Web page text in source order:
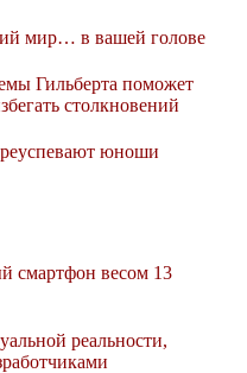
мир… в вашей голове
Гильберта поможет
столкновений
юноши
смартфон весом 13
реальности,